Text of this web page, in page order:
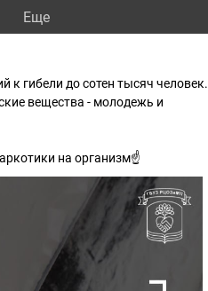
Eще
гибели до сотен тысяч человек.
вещества - молодежь и
на организм☝